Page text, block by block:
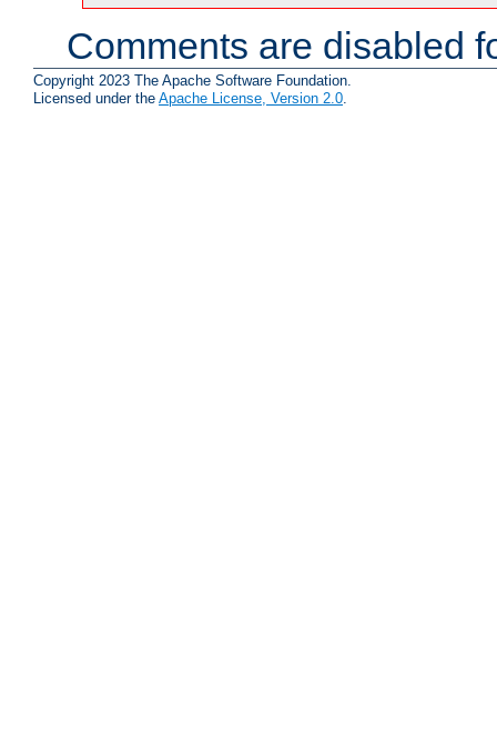
Comments are disabled
Copyright 2023 The Apache Software Foundation.
Licensed under the Apache License, Version 2.0